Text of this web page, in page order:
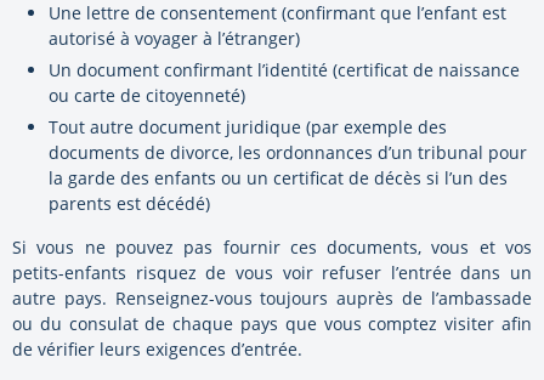
Une lettre de consentement (confirmant que l’enfant est
autorisé à voyager à l’étranger)
Un document confirmant l’identité (certificat de naissance
ou carte de citoyenneté)
Tout autre document juridique (par exemple des
documents de divorce, les ordonnances d’un tribunal pour
la garde des enfants ou un certificat de décès si l’un des
parents est décédé)
Si vous ne pouvez pas fournir ces documents, vous et vos
petits-enfants risquez de vous voir refuser l’entrée dans un
autre pays. Renseignez-vous toujours auprès de l’ambassade
ou du consulat de chaque pays que vous comptez visiter afin
de vérifier leurs exigences d’entrée.